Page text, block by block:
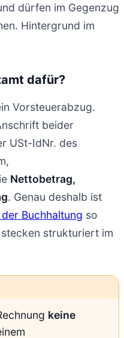
dürfen im Gegenzug
Hintergrund im
dafür?
Vorsteuerabzug.
beider
USt-IdNr. des
Nettobetrag,
. Genau deshalb ist
Buchhaltung so
strukturiert im
keine